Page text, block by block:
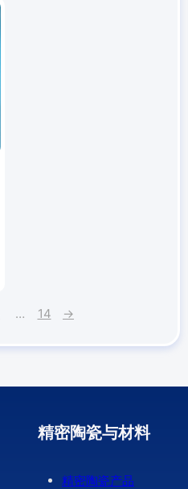
… 14 →
精密陶瓷与材料
精密陶瓷产品